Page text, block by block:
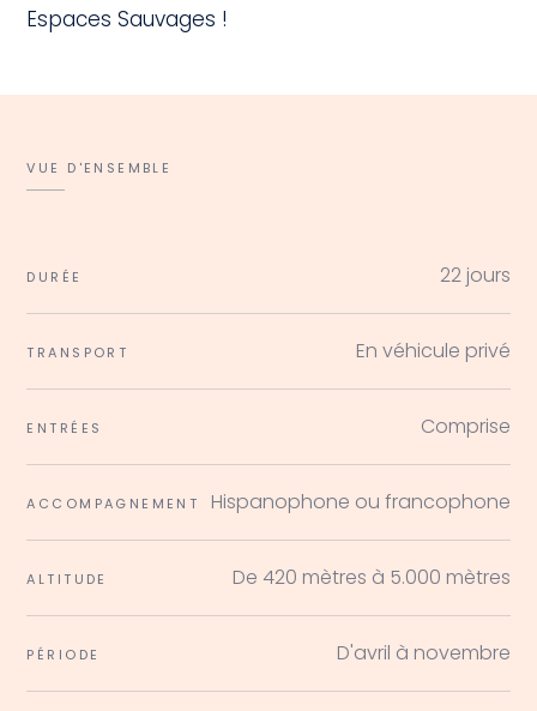
Espaces Sauvages !
VUE D'ENSEMBLE
DURÉE 22 jours
TRANSPORT En véhicule privé
ENTRÉES Comprise
ACCOMPAGNEMENT Hispanophone ou francophone
ALTITUDE De 420 mètres à 5.000 mètres
PÉRIODE D'avril à novembre